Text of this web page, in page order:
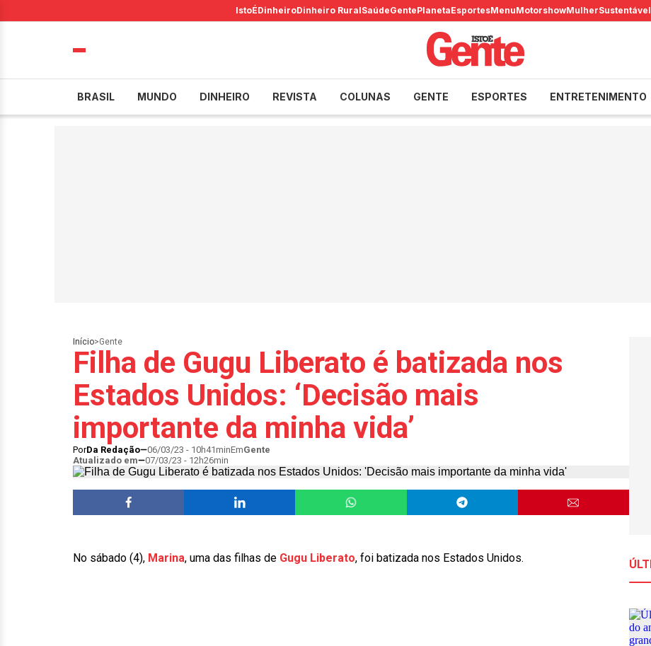
IstoÉDinheiroDinheiro RuralSaúdeGentePlanetaEsportesMenuMotorshowMulherSustentável
BRASIL MUNDO DINHEIRO REVISTA COLUNAS GENTE ESPORTES ENTRETENIMENTO
Início>Gente
Filha de Gugu Liberato é batizada nos
Estados Unidos: ‘Decisão mais
importante da minha vida’
PorDa Redação 06/03/23 - 10h41minEmGente
Atualizado em
07/03/23 - 12h26min
No sábado (4), Marina, uma das filhas de Gugu Liberato, foi batizada nos Estados Unidos.